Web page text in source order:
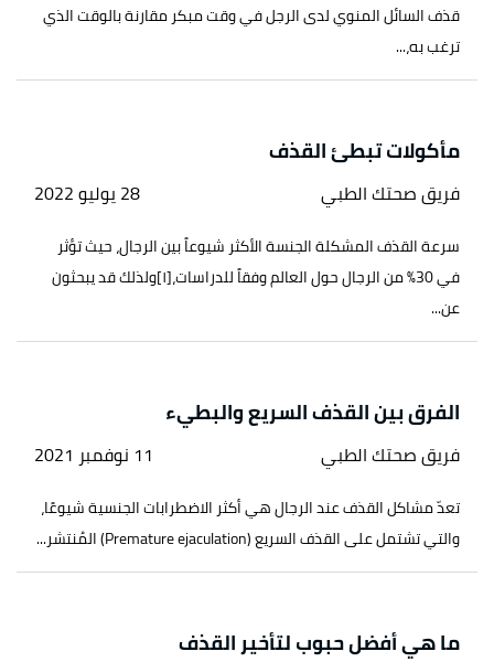
قذف السائل المنوي لدى الرجل في وقت مبكر مقارنة بالوقت الذي
ترغب به،...
مأكولات تبطئ القذف
فريق صحتك الطبي 28 يوليو 2022
سرعة القذف المشكلة الجنسة الأكثر شيوعاً بين الرجال، حيث تؤثر
في 30% من الرجال حول العالم وفقاً للدراسات،[١]ولذلك قد يبحثون
عن...
الفرق بين القذف السريع والبطيء
فريق صحتك الطبي 11 نوفمبر 2021
تعدّ مشاكل القذف عند الرجال هي أكثر الاضطرابات الجنسية شيوعًا،
والتي تشتمل على القذف السريع (Premature ejaculation) المُنتشر...
ما هي أفضل حبوب لتأخير القذف